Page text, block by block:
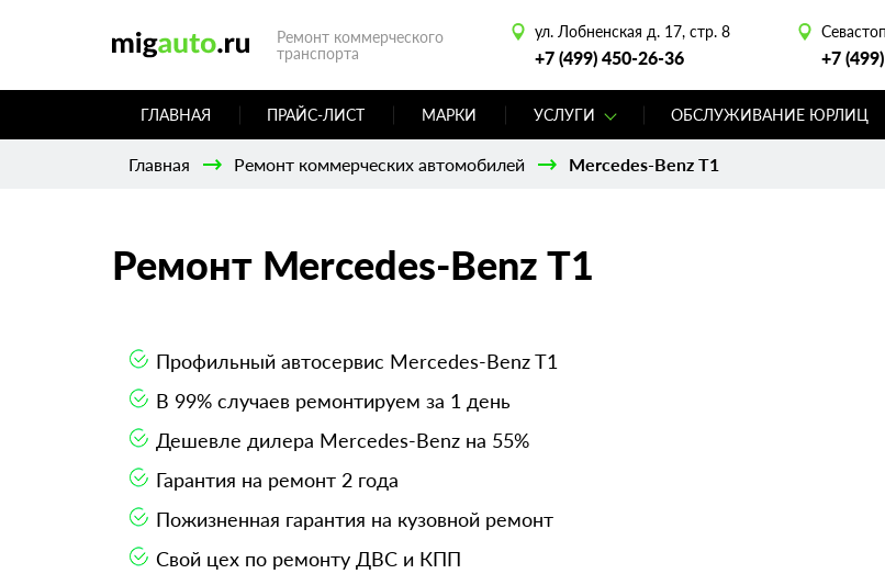
Ремонт коммерческого
транспорта
ул. Лобненская д. 17, стр. 8
+7 (499) 450-26-36 +7
ГЛАВНАЯ ПРАЙС-ЛИСТ МАРКИ УСЛУГИ ОБСЛУЖИВАНИЕ ЮРЛИЦ
Главная Ремонт коммерческих автомобилей Mercedes-Benz T1
Ремонт Mercedes-Benz T1
Профильный автосервис Mercedes-Benz T1
В 99% случаев ремонтируем за 1 день
Дешевле дилера Mercedes-Benz на 55%
Гарантия на ремонт 2 года
Пожизненная гарантия на кузовной ремонт
Свой цех по ремонту ДВС и КПП